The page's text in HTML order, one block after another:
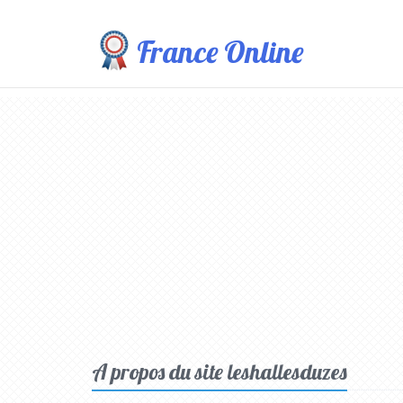
France Online
A propos du site leshallesduzes